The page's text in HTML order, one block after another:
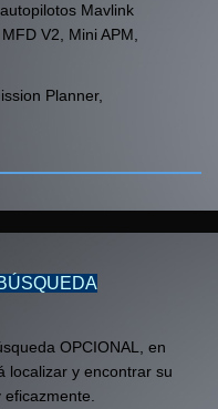
Mavlink
V2, Mini APM,
Planner,
OPCIONAL, en
localizar y encontrar su